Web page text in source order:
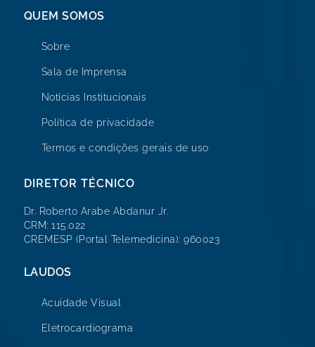
QUEM SOMOS
Sobre
Sala de Imprensa
Notícias Institucionais
Política de privacidade
Termos e condições gerais de uso
DIRETOR TÉCNICO
Dr. Roberto Arabe Abdanur Jr.
CRM: 115.022
CREMESP (Portal Telemedicina): 960023
LAUDOS
Acuidade Visual
Eletrocardiograma